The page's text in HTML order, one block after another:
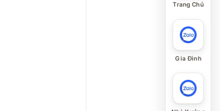
Trang Chủ
Gia Đình